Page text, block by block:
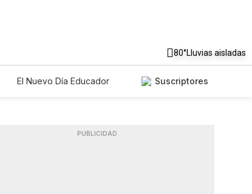
80°Lluvias aisladas
El Nuevo Día Educador
Suscriptores
PUBLICIDAD